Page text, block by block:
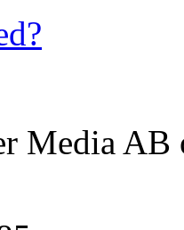
Media AB